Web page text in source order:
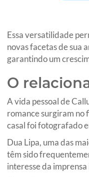
Essa versatilidade
novas facetas de sua
garantindo um
O
A vida pessoal de
romance surgiram no
casal foi fotografado
Dua Lipa, uma das
têm sido
interesse da